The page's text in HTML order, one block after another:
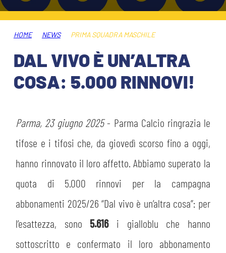
HOSPITALITY
MUSEUM CLUB EXPERIENCE
BIGLIETTI
ABBONAMENTI
INFO BIGLIETTI
INFORMAZIONI ACCREDITI
TRASFERTE
SHOP
ESPORTS
IL CLUB
ORGANIGRAMMA
MUTTI TRAINING CENTER
STORE
FLASH NEWS
STADIO TARDINI
MEDIA
HOME NEWS PRIMA SQUADRA MASCHILE
DAL VIVO È UN’ALTRA
COSA: 5.000 RINNOVI!
Parma, 23 giugno 2025- Parma Calcio ringrazia le
tifose e i tifosi che, da giovedì scorso fino a oggi,
hanno rinnovato il loro affetto. Abbiamo superato la
quota di 5.000 rinnovi per la campagna
abbonamenti 2025/26 “Dal vivo è un’altra cosa”: per
l’esattezza, sono 5.616i gialloblu che hanno
sottoscritto e confermato il loro abbonamento